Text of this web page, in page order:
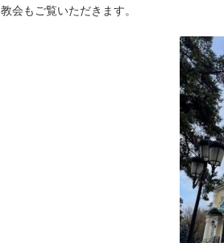
教会もご覧いただきます。